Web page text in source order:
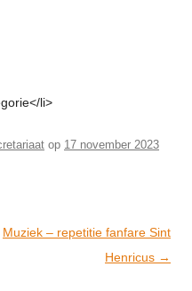
li>
op 17 november 2023
Muziek – repetitie fanfare Sint
Henricus →